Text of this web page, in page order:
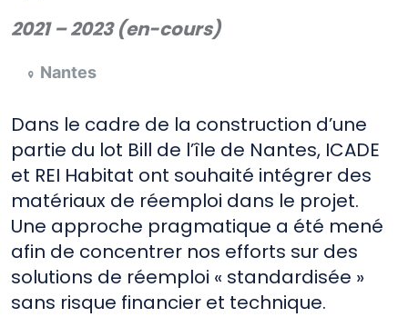
2021 – 2023(en-cours)
Nantes
Dans le cadre de la construction d’une
partie du lot Bill de l’île de Nantes, ICADE
et REI Habitat ont souhaité intégrer des
matériaux de réemploi dans le projet.
Une approche pragmatique a été mené
afin de concentrer nos efforts sur des
solutions de réemploi « standardisée »
sans risque financier et technique.